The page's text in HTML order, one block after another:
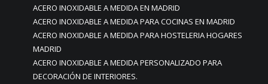
ACERO INOXIDABLE A MEDIDA EN MADRID
ACERO INOXIDABLE A MEDIDA PARA COCINAS EN MADRID
ACERO INOXIDABLE A MEDIDA PARA HOSTELERIA HOGARES
MADRID
ACERO INOXIDABLE A MEDIDA PERSONALIZADO PARA
DECORACIÓN DE INTERIORES.